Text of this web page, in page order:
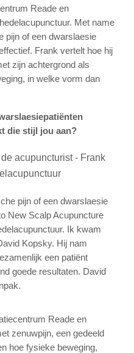
Reade en
Met name
pijn of een dwarslaesie
Frank vertelt hoe hij
zijn achtergrond als
in welke vorm dan
die stijl jou aan?
pijn of een dwarslaesie
New Scalp Acupuncture
Ik kwam
Kopsky. Hij nam
een patiënt
goede resultaten. David
Reade en
zenuwpijn, een gedeeld
hoe fysieke beweging,